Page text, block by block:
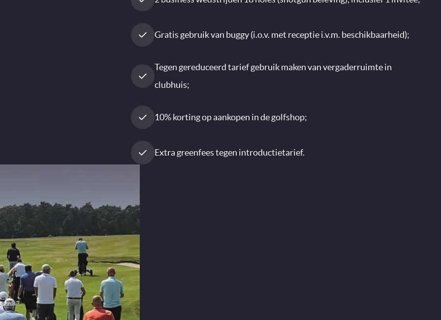
Gratis gebruik van buggy (i.o.v. met receptie i.v.m. beschikbaarheid);
Tegen gereduceerd tarief gebruik maken van vergaderruimte in
clubhuis;
10% korting op aankopen in de golfshop;
Extra greenfees tegen introductietarief.